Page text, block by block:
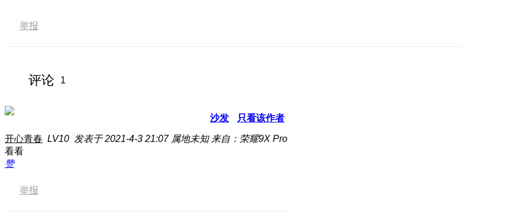
举报
评论 1
沙发 只看该作者
开心青春 LV10 发表于 2021-4-3 21:07 属地未知 来自：荣耀9X Pro
看看
赞
举报